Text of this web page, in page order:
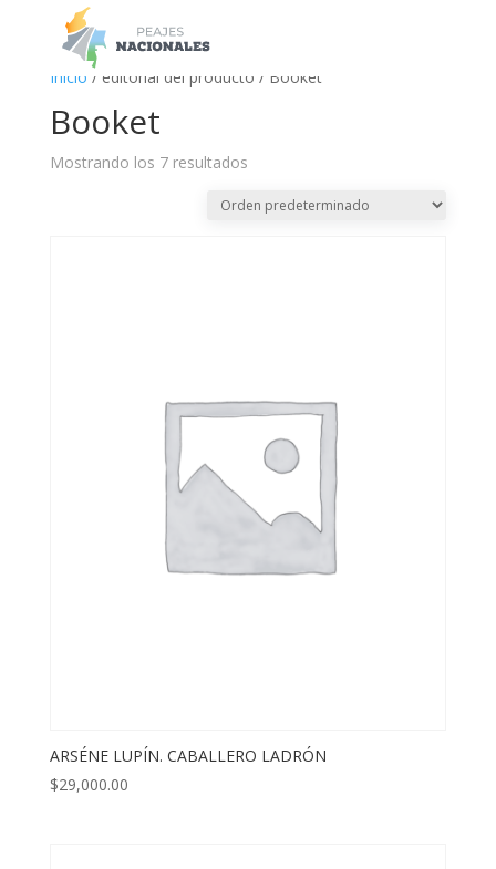
Inicio / editorial del producto / Booket
Booket
Mostrando los 7 resultados
ARSÉNE LUPÍN. CABALLERO LADRÓN
$29,000.00